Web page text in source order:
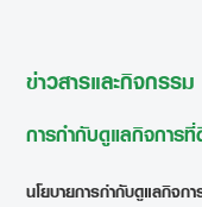
ข่าวสารและกิจกรรม
การกำกับดูแลกิจการ
นโยบายการกำกับดูแลกิจก